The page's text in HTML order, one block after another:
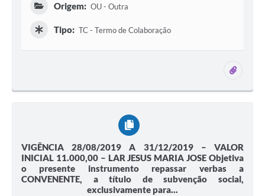
Origem: OU - Outra
Tipo: TC - Termo de Colaboração
VIGÊNCIA 28/08/2019 A 31/12/2019 – VALOR
INICIAL 11.000,00 – LAR JESUS MARIA JOSE Objetiva
o presente instrumento repassar verbas a
CONVENENTE, a título de subvenção social,
exclusivamente para...